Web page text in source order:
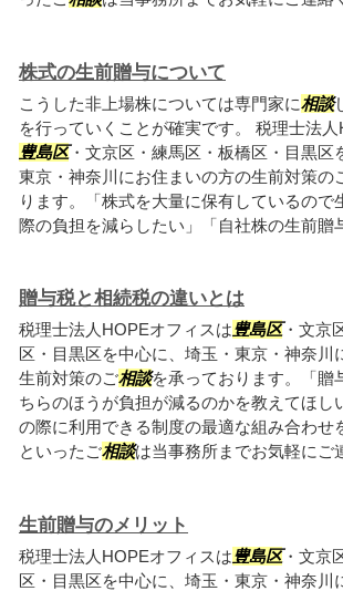
株式の生前贈与について
こうした非上場株については専門家に相談
を行っていくことが確実です。 税理士法
豊島区・文京区・練馬区・板橋区・目黒区
東京・神奈川にお住まいの方の生前対策の
ります。「株式を大量に保有しているので
際の負担を減らしたい」「自社株の生前贈
贈与税と相続税の違いとは
税理士法人HOPEオフィスは豊島区・文京
区・目黒区を中心に、埼玉・東京・神奈川
生前対策のご相談を承っております。「贈
ちらのほうが負担が減るのかを教えてほし
の際に利用できる制度の最適な組み合わせ
といったご相談は当事務所までお気軽にご
生前贈与のメリット
税理士法人HOPEオフィスは豊島区・文京
区・目黒区を中心に、埼玉・東京・神奈川